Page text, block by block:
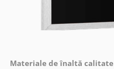
Materiale de înaltă calitate